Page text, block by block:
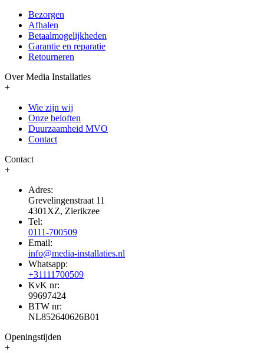
Bezorgen
Afhalen
Betaalmogelijkheden
Garantie en reparatie
Retourneren
Over Media Installaties
+
Wie zijn wij
Onze beloften
Duurzaamheid MVO
Contact
Contact
+
Adres:
Grevelingenstraat 11
4301XZ, Zierikzee
Tel:
0111-700509
Email:
info@media-installaties.nl
Whatsapp:
+31111700509
KvK nr:
99697424
BTW nr:
NL852640626B01
Openingstijden
+